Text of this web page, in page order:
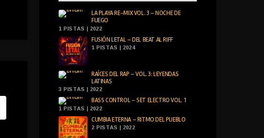
LA PLAYA RE-MIX VOL. 3 – NOCHE DE
FUEGO
1 PISTAS | 2022
FUSIÓN LETAL – DEL BEAT AL RIFF
1 PISTAS | 2024
RAÍCES DEL RAP – VOL. 3: LEYENDAS
LATINAS
3 PISTAS | 2022
BASS CONTROL – SET ELECTRO VOL. 1
1 PISTAS | 2022
CUMBIA ETERNA – RITMO DEL PUEBLO
2 PISTAS | 2022